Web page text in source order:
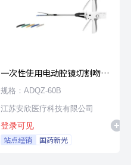
一次性使用电动腔镜切割吻合
器及组件
规格：ADQZ-60B
江苏安欣医疗科技有限公司
登录可见
站点经销 国药新光